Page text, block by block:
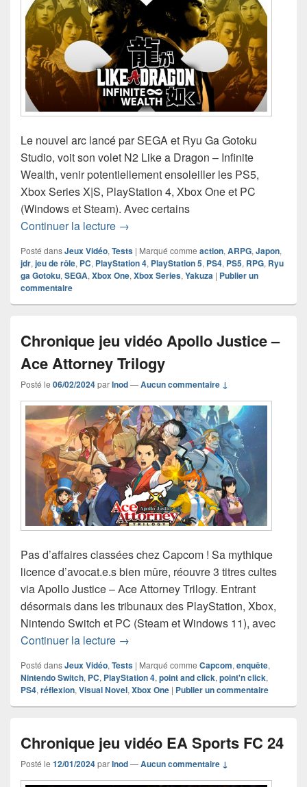
Le nouvel arc lancé par SEGA et Ryu Ga Gotoku
Studio, voit son volet N2 Like a Dragon – Infinite
Wealth, venir potentiellement ensoleiller les PS5,
Xbox Series X|S, PlayStation 4, Xbox One et PC
(Windows et Steam). Avec certains
Continuer la lecture Chronique jeu vidéo Like a Dragon –
→
Posté dansJeux Vidéo, Tests | Marqué comme action, ARPG, Japon,
jdr, jeu de rôle, PC, PlayStation 4, PlayStation 5, PS4, PS5, RPG, Ryu
ga Gotoku, SEGA, Xbox One, Xbox Series, Yakuza | Publier un
commentaire
Chronique jeu vidéo Apollo Justice –
Ace Attorney Trilogy
Posté le 06/02/2024parInod—Aucun commentaire ↓
Pas d’affaires classées chez Capcom ! Sa mythique
licence d’avocat.e.s bien mûre, réouvre 3 titres cultes
via Apollo Justice – Ace Attorney Trilogy. Entrant
désormais dans les tribunaux des PlayStation, Xbox,
Nintendo Switch et PC (Steam et Windows 11), avec
Continuer la lecture Chronique jeu vidéo Apollo Justice –
→
Posté dansJeux Vidéo, Tests | Marqué comme Capcom, enquête,
Nintendo Switch, PC, PlayStation 4, point and click, point'n click,
PS4, réflexion, Visual Novel, Xbox One | Publier un commentaire
Chronique jeu vidéo EA Sports FC 24
Posté le 12/01/2024parInod—Aucun commentaire ↓